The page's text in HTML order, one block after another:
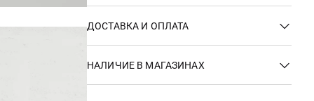
ДОСТАВКА И ОПЛАТА
НАЛИЧИЕ В МАГАЗИНАХ